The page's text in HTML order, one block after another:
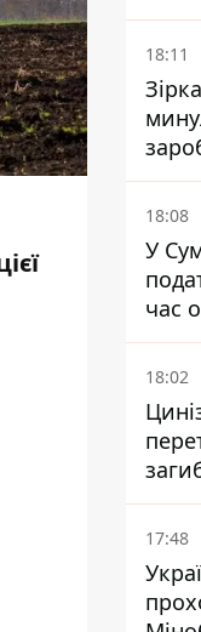
18:11
18:08
У
час
18:02
17:48